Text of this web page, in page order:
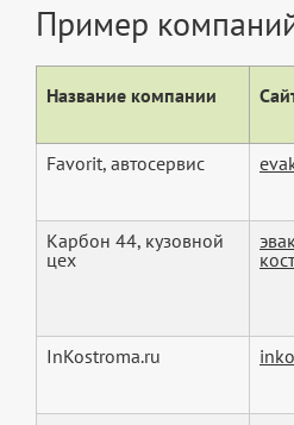
Пример
Название компании
Favorit, автосервис
Карбон 44, кузовной
цех
InKostroma.ru